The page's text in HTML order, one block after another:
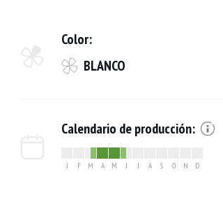
Color:
BLANCO
Calendario de producción:
J F M A M J J A S O N D